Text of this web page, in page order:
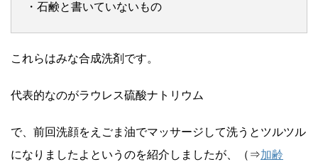
・石鹸と書いていないもの
これらはみな合成洗剤です。
代表的なのがラウレス硫酸ナトリウム
で、前回洗顔をえごま油でマッサージして洗うとツルツル
になりましたよというのを紹介しましたが、（⇒加齢